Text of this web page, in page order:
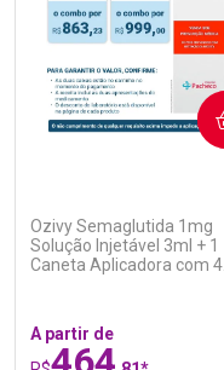
Ozivy Semaglutida 1mg
Solução Injetável 3ml + 1
Caneta Aplicadora com 4
A partir de
COMPRAR